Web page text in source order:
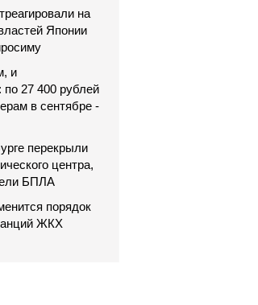
на
Японии
и
27 400 рублей
в сентябре -
перекрыли
центра,
БПЛА
порядок
ЖКХ